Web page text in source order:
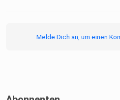
Melde Dich an, um einen